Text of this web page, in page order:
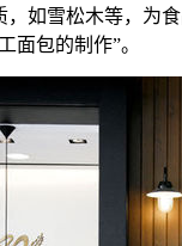
，如雪松木等，为
面包的制作”。